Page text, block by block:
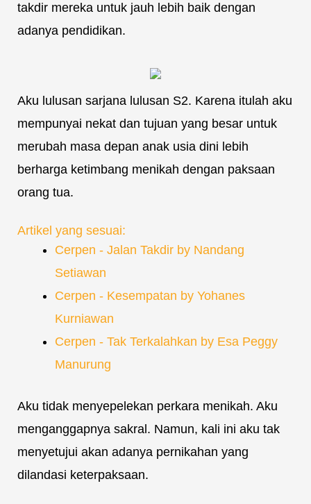
takdir mereka untuk jauh lebih baik dengan
adanya pendidikan.
Aku lulusan sarjana lulusan S2. Karena itulah aku
mempunyai nekat dan tujuan yang besar untuk
merubah masa depan anak usia dini lebih
berharga ketimbang menikah dengan paksaan
orang tua.
Artikel yang sesuai:
Cerpen - Jalan Takdir by Nandang
Setiawan
Cerpen - Kesempatan by Yohanes
Kurniawan
Cerpen - Tak Terkalahkan by Esa Peggy
Manurung
Aku tidak menyepelekan perkara menikah. Aku
menganggapnya sakral. Namun, kali ini aku tak
menyetujui akan adanya pernikahan yang
dilandasi keterpaksaan.